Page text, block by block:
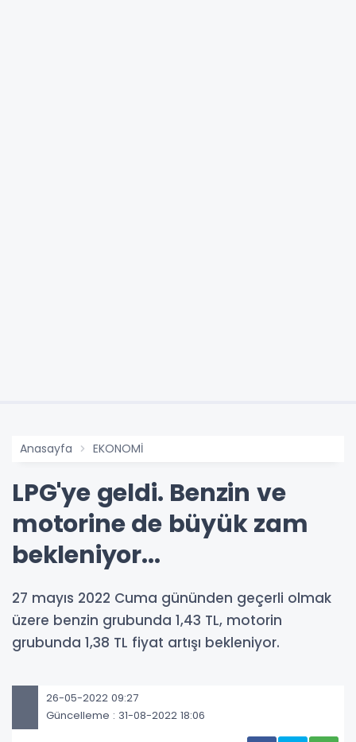
Anasayfa EKONOMİ
LPG'ye geldi. Benzin ve
motorine de büyük zam
bekleniyor...
27 mayıs 2022 Cuma gününden geçerli olmak
üzere benzin grubunda 1,43 TL, motorin
grubunda 1,38 TL fiyat artışı bekleniyor.
26-05-2022 09:27
Güncelleme : 31-08-2022 18:06